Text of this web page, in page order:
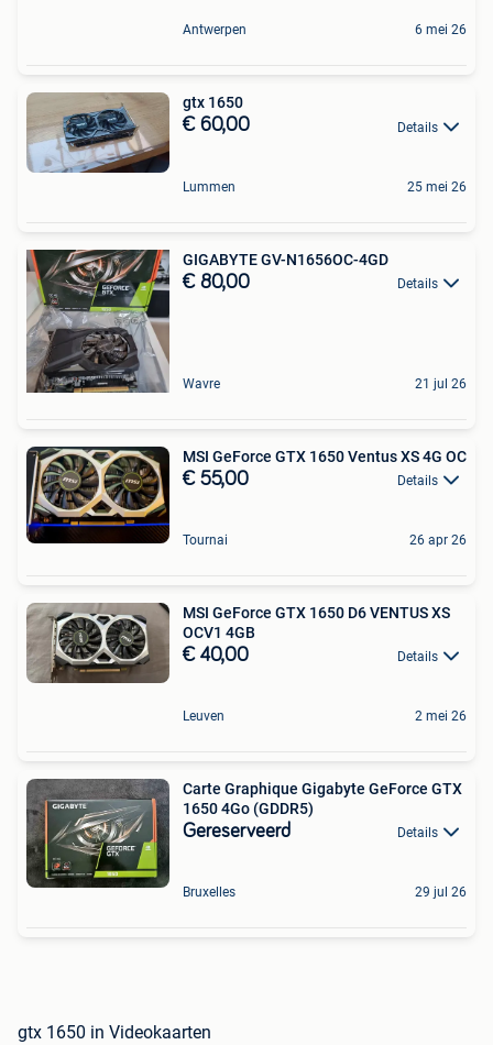
Antwerpen 6 mei 26
gtx 1650
€ 60,00 Details
Lummen 25 mei 26
GIGABYTE GV-N1656OC-4GD
€ 80,00 Details
Wavre 21 jul 26
MSI GeForce GTX 1650 Ventus XS 4G OC
€ 55,00 Details
Tournai 26 apr 26
MSI GeForce GTX 1650 D6 VENTUS XS
OCV1 4GB
€ 40,00 Details
Leuven 2 mei 26
Carte Graphique Gigabyte GeForce GTX
1650 4Go (GDDR5)
Gereserveerd Details
Bruxelles 29 jul 26
gtx 1650 in Videokaarten